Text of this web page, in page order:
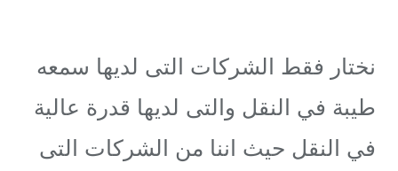
نختار فقط الشركات التى لديها سمعه
طيبة في النقل والتى لديها قدرة عالية
في النقل حيث اننا من الشركات التى